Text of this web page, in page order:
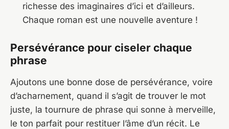
richesse des imaginaires d’ici et d’ailleurs.
Chaque roman est une nouvelle aventure !
Persévérance pour ciseler chaque
phrase
Ajoutons une bonne dose de persévérance, voire
d’acharnement, quand il s’agit de trouver le mot
juste, la tournure de phrase qui sonne à merveille,
le ton parfait pour restituer l’âme d’un récit. Le